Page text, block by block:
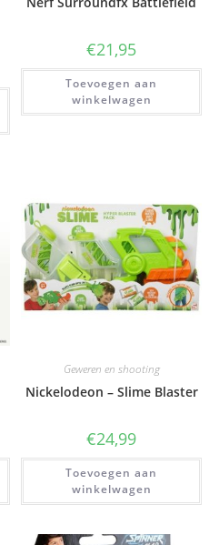
€21,95
Toevoegen aan
winkelwagen
Geweren en shooting
Nickelodeon – Slime Blaster
€24,99
Toevoegen aan
winkelwagen